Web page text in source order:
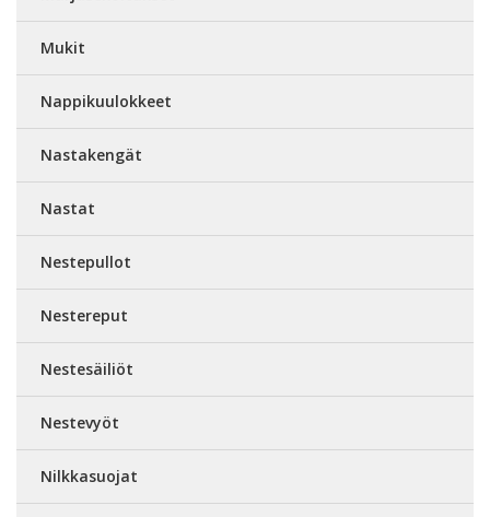
Mukit
Nappikuulokkeet
Nastakengät
Nastat
Nestepullot
Nestereput
Nestesäiliöt
Nestevyöt
Nilkkasuojat